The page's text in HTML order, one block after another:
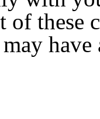
of these